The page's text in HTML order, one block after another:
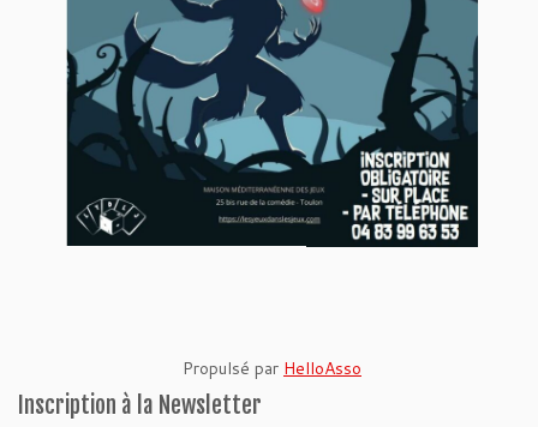
Propulsé par HelloAsso
Inscription à la Newsletter